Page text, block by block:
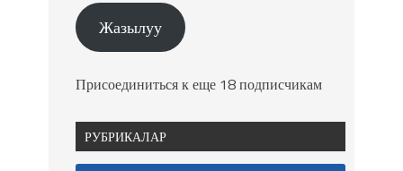
Жазылуу
Присоединиться к еще 18 подписчикам
РУБРИКАЛАР